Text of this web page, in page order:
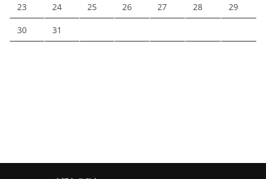
23 24 25 26 27 28 29
30 31